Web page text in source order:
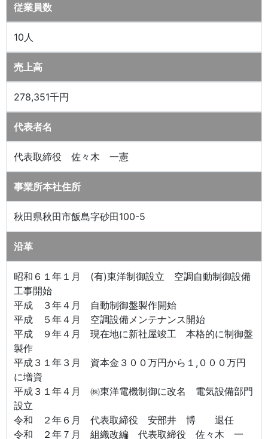
従業員数
10人
売上高
278,351千円
代表者名
代表取締役 佐々木 一憲
事業所本社住所
秋田県秋田市飯島字砂田100-5
沿革
昭和６１年１月 (有)東洋制御設立 空調自動制御設備
工事開始
平成 ３年４月 自動制御盤製作開始
平成 ５年４月 空調設備メンテナンス開始
平成 ９年４月 現在地に新社屋竣工 本格的に制御盤
製作
平成３１年３月 資本金３００万円から１,０００万円
に増資
平成３１年４月 ㈱東洋電機制御に改名 電気設備部門
設立
令和 ２年６月 代表取締役 安部井 博 退任
令和 ２年７月 組織改編 代表取締役 佐々木 一